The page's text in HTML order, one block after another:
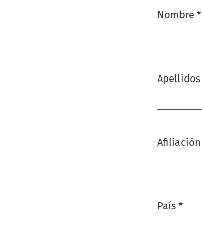
Nombre *
Apellidos
Afiliación
País *